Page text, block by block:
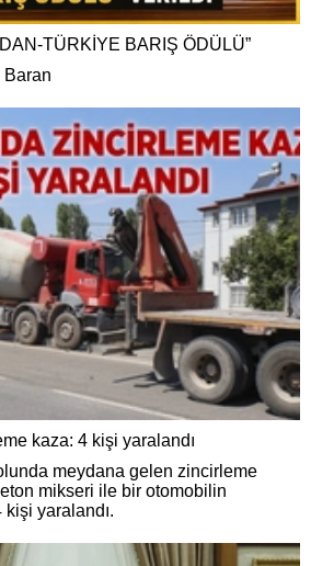
TÜRKİYE BARIŞ ÖDÜLÜ”
Baran
kaza: 4 kişi yaralandı
meydana gelen zincirleme
mikseri ile bir otomobilin
kişi yaralandı.